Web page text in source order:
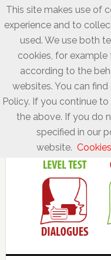
This site makes use of
experience and to
used. We use both
cookies, for
according to the
websites. You can
Policy. If you continue
the above. If you do
specified in our
website.